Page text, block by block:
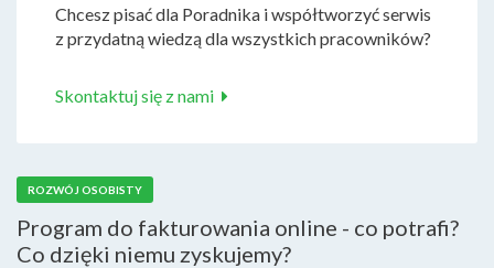
Chcesz pisać dla Poradnika i współtworzyć serwis
z przydatną wiedzą dla wszystkich pracowników?
Skontaktuj się z nami
ROZWÓJ OSOBISTY
Program do fakturowania online - co potrafi?
Co dzięki niemu zyskujemy?